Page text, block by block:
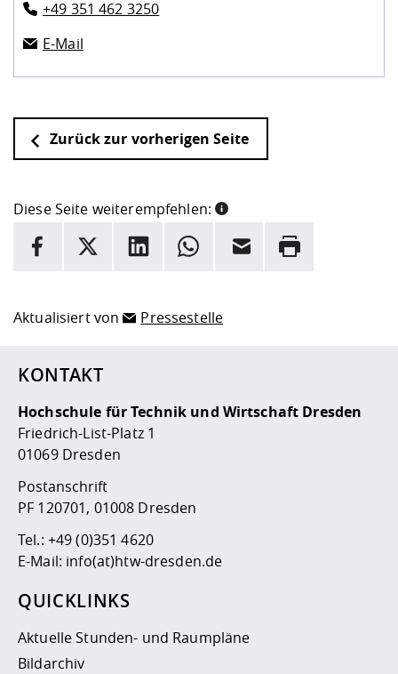
+49 351 462 3250
E-Mail
Zurück zur vorherigen Seite
Diese Seite weiterempfehlen:
INFORMATION
Facebook
X LinkedInWhatsappE-Mail Drucken
Aktualisiert von Pressestelle
KONTAKT
Hochschule für Technik und Wirtschaft Dresden
Friedrich-List-Platz 1
01069 Dresden
Postanschrift
PF 120701, 01008 Dresden
Tel.: +49 (0)351 4620
E-Mail: info(at)htw-dresden.de
QUICKLINKS
Aktuelle Stunden- und Raumpläne
Bildarchiv